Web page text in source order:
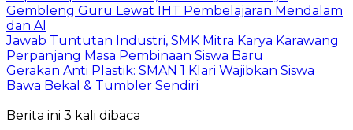
Gembleng Guru Lewat IHT Pembelajaran Mendalam
dan AI
Jawab Tuntutan Industri, SMK Mitra Karya Karawang
Perpanjang Masa Pembinaan Siswa Baru
Gerakan Anti Plastik: SMAN 1 Klari Wajibkan Siswa
Bawa Bekal & Tumbler Sendiri
Berita ini 3 kali dibaca